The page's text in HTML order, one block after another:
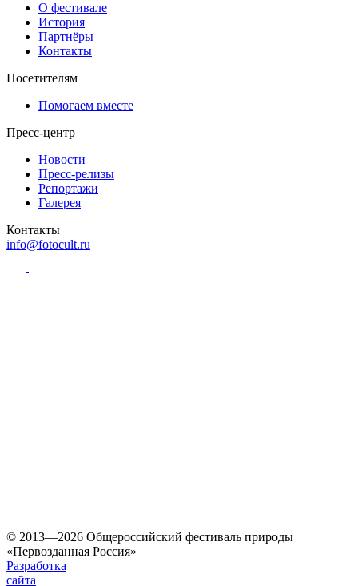
О фестивале
История
Партнёры
Контакты
Посетителям
Помогаем вместе
Пресс-центр
Новости
Пресс-релизы
Репортажи
Галерея
Контакты
info@fotocult.ru
© 2013—2026 Общероссийский фестиваль природы
«Первозданная Россия»
Разработка
сайта